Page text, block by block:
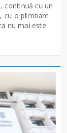
continuă cu un
cu o plimbare
nu mai este